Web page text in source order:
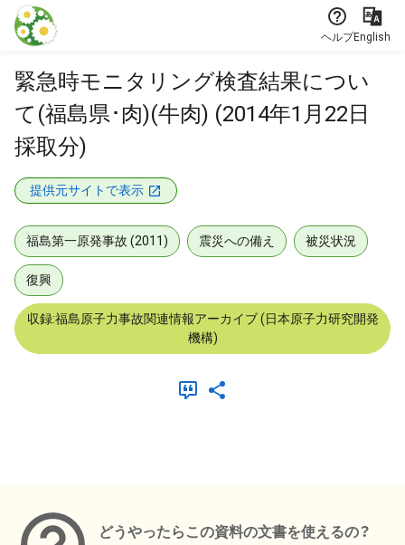
本文に飛ぶ
ヘルプEnglish
緊急時モニタリング検査結果につい
て(福島県･肉)(牛肉) (2014年1月22日
採取分)
提供元サイトで表示
福島第一原発事故 (2011) 震災への備え 被災状況
復興
収録:福島原子力事故関連情報アーカイブ (日本原子力研究開発
機構)
どうやったらこの資料の文書を使えるの？